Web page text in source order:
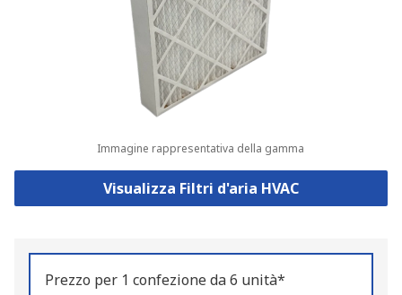
Immagine rappresentativa della gamma
Visualizza Filtri d'aria HVAC
Prezzo per 1 confezione da 6 unità*